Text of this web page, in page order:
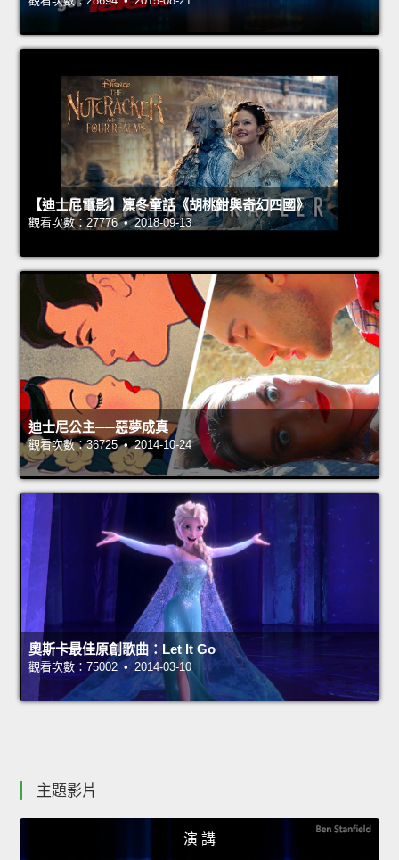
【迪士尼電影】凜冬童話《胡桃鉗與奇幻四國》
觀看次數：27776 • 2018-09-13
迪士尼公主──惡夢成真
觀看次數：36725 • 2014-10-24
奧斯卡最佳原創歌曲：Let It Go
觀看次數：75002 • 2014-03-10
主題影片
演 講